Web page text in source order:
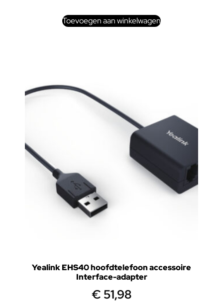
Toevoegen aan winkelwagen
Yealink EHS40 hoofdtelefoon accessoire
Interface-adapter
€ 51,98